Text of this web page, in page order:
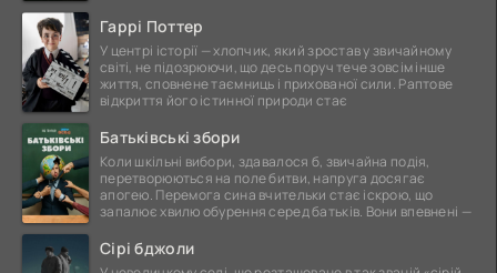
Гаррі Поттер
У центрі історії — хлопчик, який зростав у звичайному
світі, не підозрюючи, що десь поруч тече зовсім інше
життя, сповнене таємниць і прихованої сили. Раптове
відкриття його істинної природи стає
Батьківські збори
Коли шкільні вибори, здавалося б, звичайна подія,
перетворюються на поле битви, напруга досягає
апогею. Перемога сина вчительки стає іскрою, що
запалює хвилю обурення серед батьків. Вони впевнені —
Сірі бджоли